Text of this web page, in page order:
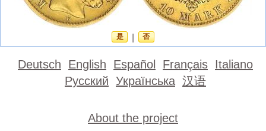
是 否
Deutsch English Español Français Italiano
Русский Українська 汉语
About the project